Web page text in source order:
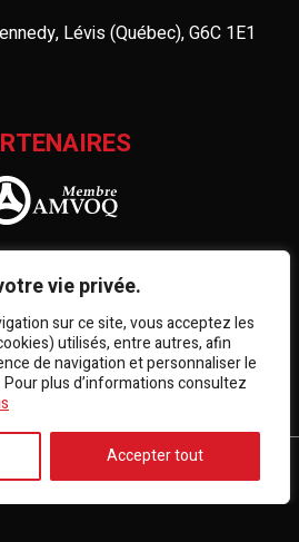
vie privée.
sur ce site, vous acceptez les
utilisés, entre autres, afin
de navigation et personnaliser le
plus d’informations consultez
Accepter tout
Lévis (Québec), G6C 1E1
| © Tous droits réservés 2026